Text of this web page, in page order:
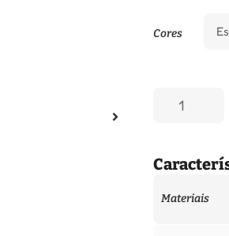
Cores
Materiais